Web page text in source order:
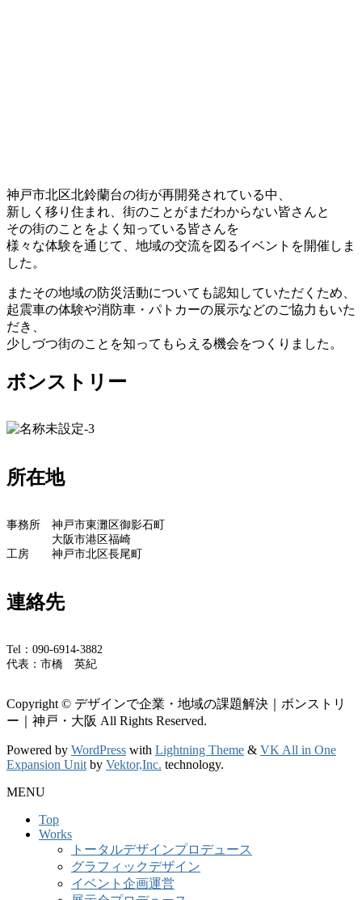
神戸市北区北鈴蘭台の街が再開発されている中、
新しく移り住まれ、街のことがまだわからない皆さんと
その街のことをよく知っている皆さんを
様々な体験を通じて、地域の交流を図るイベントを開催しま
した。
またその地域の防災活動についても認知していただくため、
起震車の体験や消防車・パトカーの展示などのご協力もいた
だき、
少しづつ街のことを知ってもらえる機会をつくりました。
ボンストリー
所在地
事務所 神戸市東灘区御影石町
大阪市港区福崎
工房 神戸市北区長尾町
連絡先
Tel：090-6914-3882
代表：市橋 英紀
Copyright © デザインで企業・地域の課題解決｜ボンストリ
ー｜神戸・大阪 All Rights Reserved.
Powered by WordPress with Lightning Theme & VK All in One
Expansion Unit by Vektor,Inc. technology.
MENU
Top
Works
トータルデザインプロデュース
グラフィックデザイン
イベント企画運営